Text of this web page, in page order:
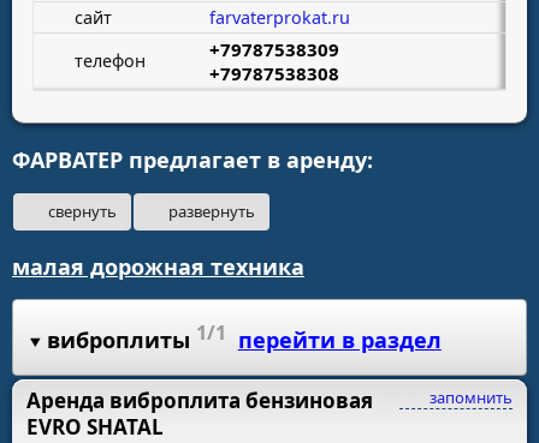
сайт
farvaterprokat.ru
телефон
+79787538309
+79787538308
ФАРВАТЕР предлагает в аренду:
свернуть развернуть
малая дорожная техника
виброплиты 1/1 перейти в раздел
запомнить
Аренда виброплита бензиновая
EVRO SHATAL